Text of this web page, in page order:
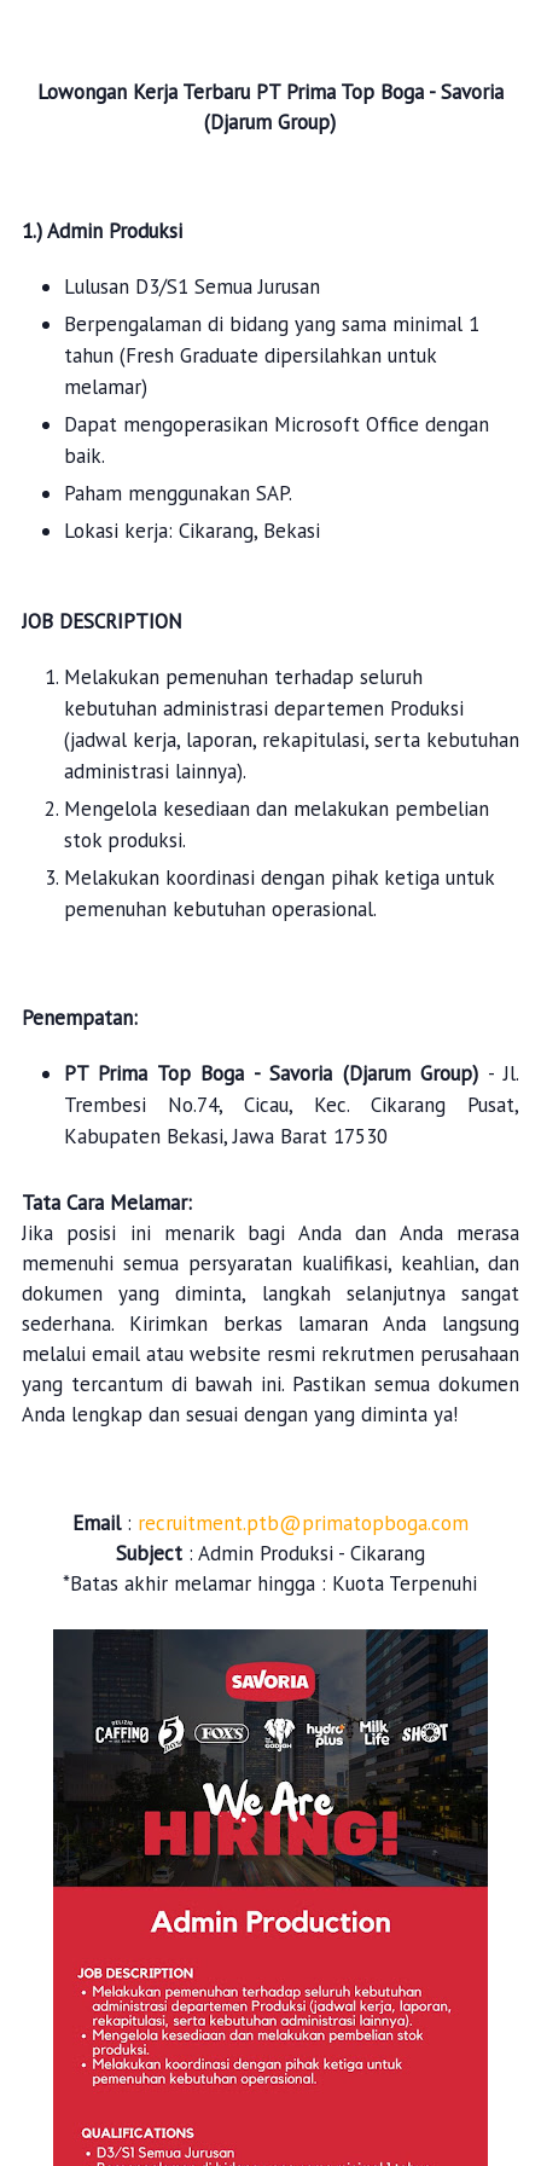
Lowongan Kerja Terbaru PT Prima Top Boga - Savoria
(Djarum Group)
1.) Admin Produksi
Lulusan D3/S1 Semua Jurusan
Berpengalaman di bidang yang sama minimal 1
tahun (Fresh Graduate dipersilahkan untuk
melamar)
Dapat mengoperasikan Microsoft Office dengan
baik.
Paham menggunakan SAP.
Lokasi kerja: Cikarang, Bekasi
JOB DESCRIPTION
Melakukan pemenuhan terhadap seluruh
kebutuhan administrasi departemen Produksi
(jadwal kerja, laporan, rekapitulasi, serta kebutuhan
administrasi lainnya).
Mengelola kesediaan dan melakukan pembelian
stok produksi.
Melakukan koordinasi dengan pihak ketiga untuk
pemenuhan kebutuhan operasional.
Penempatan:
PT Prima Top Boga - Savoria (Djarum Group) - Jl.
Trembesi No.74, Cicau, Kec. Cikarang Pusat,
Kabupaten Bekasi, Jawa Barat 17530
Tata Cara Melamar:
Jika posisi ini menarik bagi Anda dan Anda merasa
memenuhi semua persyaratan kualifikasi, keahlian, dan
dokumen yang diminta, langkah selanjutnya sangat
sederhana. Kirimkan berkas lamaran Anda langsung
melalui email atau website resmi rekrutmen perusahaan
yang tercantum di bawah ini. Pastikan semua dokumen
Anda lengkap dan sesuai dengan yang diminta ya!
Email : recruitment.ptb@primatopboga.com
Subject : Admin Produksi - Cikarang
*Batas akhir melamar hingga : Kuota Terpenuhi